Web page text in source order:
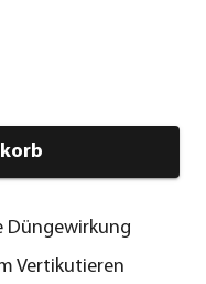
Düngewirkung
Vertikutieren